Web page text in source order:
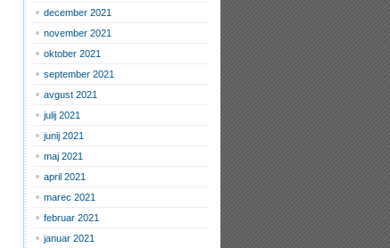
december 2021
november 2021
oktober 2021
september 2021
avgust 2021
julij 2021
junij 2021
maj 2021
april 2021
marec 2021
februar 2021
januar 2021